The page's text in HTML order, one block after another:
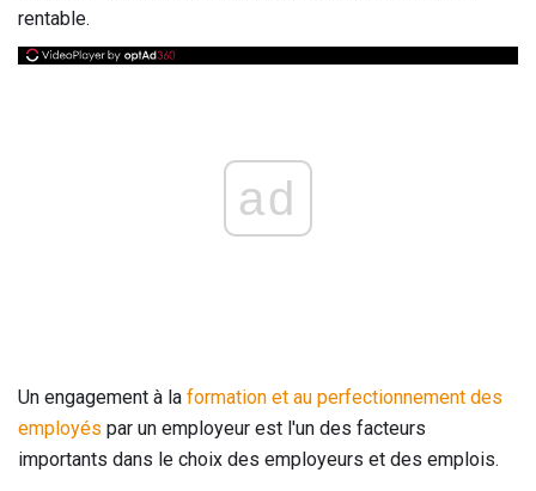
rentable.
ad
Un engagement à la formation et au perfectionnement des
employés par un employeur est l'un des facteurs
importants dans le choix des employeurs et des emplois.